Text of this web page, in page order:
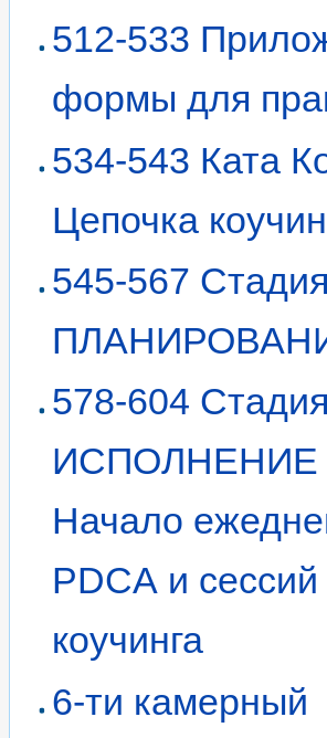
512-533
формы для
534-543 Ката
Цепочка
545-567
578-604
ИСПОЛНЕНИЕ
Начало
PDCA и сессий
коучинга
6-ти камерный